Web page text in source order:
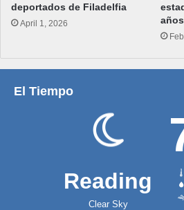
deportados de Filadelfia
April 1, 2026
años
El Tiempo
Reading
Clear Sky